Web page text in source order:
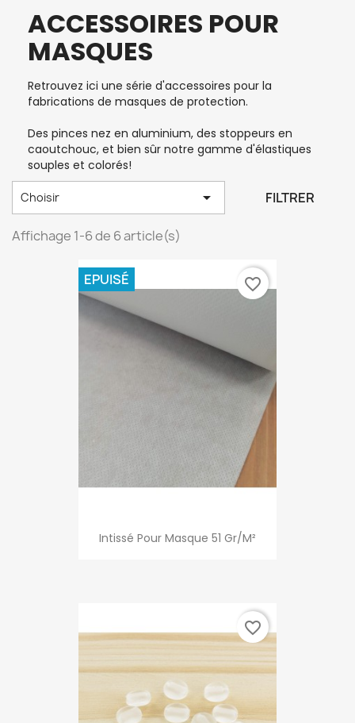
ACCESSOIRES POUR
MASQUES
Retrouvez ici une série d'accessoires pour la
fabrications de masques de protection.
Des pinces nez en aluminium, des stoppeurs en
caoutchouc, et bien sûr notre gamme d'élastiques
souples et colorés!
Choisir  FILTRER
Affichage 1-6 de 6 article(s)
Intissé Pour Masque 51 Gr/m²
EPUISÉ favorite_border
favorite_border